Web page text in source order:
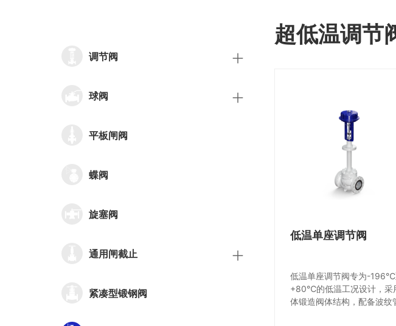
调节阀
球阀
平板闸阀
蝶阀
旋塞阀
通用闸截止
紧凑型锻钢阀
超低温调节
低温单座调节阀
低温单座调节阀专为-196℃
+80℃的低温工况设计，采
体锻造阀体结构，配备波纹